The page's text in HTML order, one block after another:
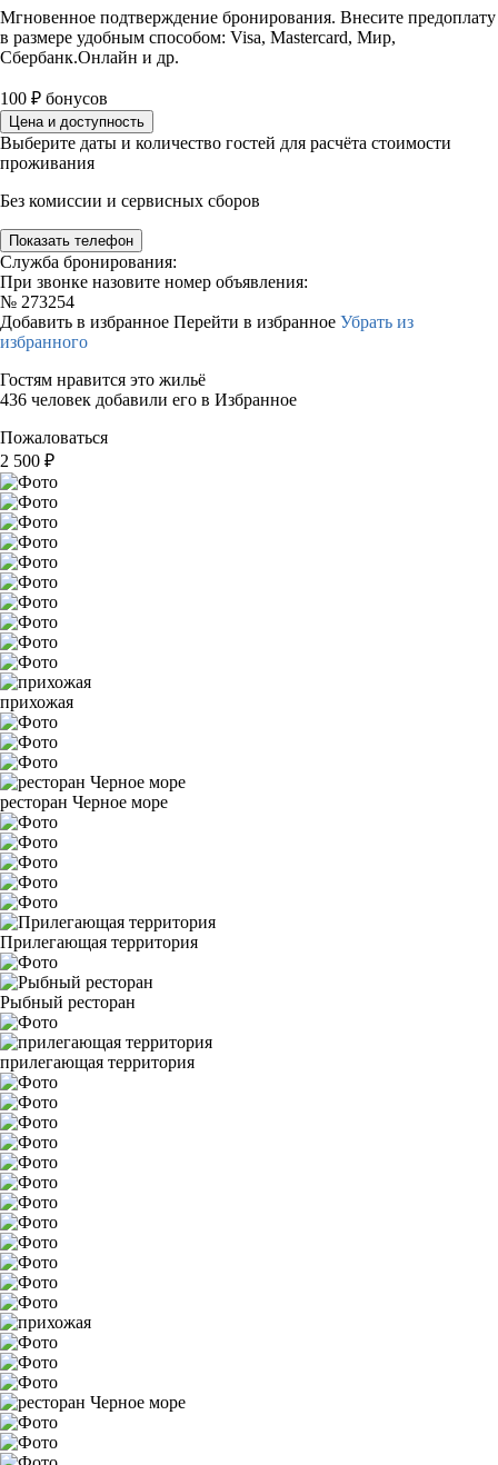
Мгновенное подтверждение бронирования. Внесите предоплату
в размере удобным способом: Visa, Mastercard, Мир,
Сбербанк.Онлайн и др.
100 ₽ бонусов
Цена и доступность
Выберите даты и количество гостей для расчёта стоимости
проживания
Без комиссии и сервисных сборов
Показать телефон
Служба бронирования:
При звонке назовите номер объявления:
№ 273254
Добавить в избранное Перейти в избранное Убрать из
избранного
Гостям нравится это жильё
436 человек добавили его в Избранное
Пожаловаться
2 500 ₽
прихожая
ресторан Черное море
Прилегающая территория
Рыбный ресторан
прилегающая территория